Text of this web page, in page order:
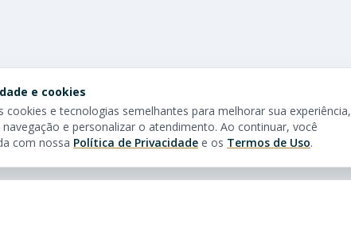
e cookies
cookies e tecnologias semelhantes para melhorar sua experiência,
e personalizar o atendimento. Ao continuar, você
com nossa Política de Privacidade e os Termos de Uso.